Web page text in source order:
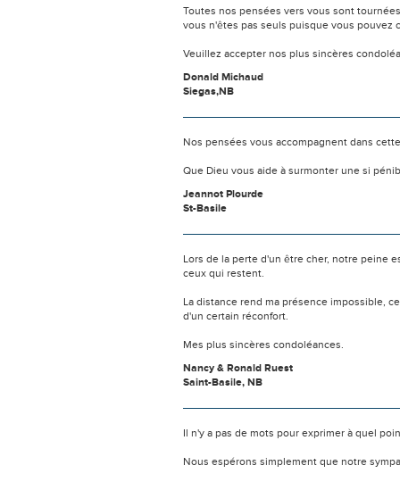
Toutes nos pensées vers vous sont
vous n'êtes pas seuls puisque vous pouvez
Veuillez accepter nos plus sincères
Donald Michaud
Siegas,NB
Nos pensées vous accompagnent dans
Que Dieu vous aide à surmonter une si
Jeannot Plourde
St-Basile
Lors de la perte d'un être cher, notre peine
ceux qui restent.
La distance rend ma présence impossible,
d'un certain réconfort.
Mes plus sincères condoléances.
Nancy & Ronald Ruest
Saint-Basile, NB
Il n'y a pas de mots pour exprimer à quel
Nous espérons simplement que notre